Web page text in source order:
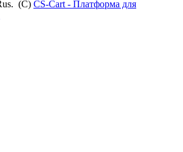
(С) CS-Cart - Платформа для